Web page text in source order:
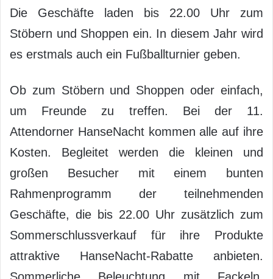
Die Geschäfte laden bis 22.00 Uhr zum
Stöbern und Shoppen ein. In diesem Jahr wird
es erstmals auch ein Fußballturnier geben.
Ob zum Stöbern und Shoppen oder einfach,
um Freunde zu treffen. Bei der 11.
Attendorner HanseNacht kommen alle auf ihre
Kosten. Begleitet werden die kleinen und
großen Besucher mit einem bunten
Rahmenprogramm der teilnehmenden
Geschäfte, die bis 22.00 Uhr zusätzlich zum
Sommerschlussverkauf für ihre Produkte
attraktive HanseNacht-Rabatte anbieten.